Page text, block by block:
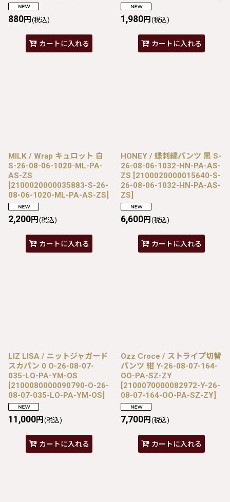
880円 (税込)
カートに入れる
1,980円 (税込)
カートに入れる
MILK / Wrap キュロット 白
S-26-08-06-1020-ML-PA-
AS-ZS
[2100020000035883-S-26-
08-06-1020-ML-PA-AS-ZS]
2,200円 (税込)
カートに入れる
HONEY / 蝶刺繍パンツ 黒 S-
26-08-06-1032-HN-PA-AS-
ZS [2100020000015640-S-
26-08-06-1032-HN-PA-AS-
ZS]
6,600円 (税込)
カートに入れる
LIZ LISA / ニットジャガード
スカパン 0 O-26-08-07-
035-LO-PA-YM-OS
[2100080000090790-O-26-
08-07-035-LO-PA-YM-OS]
11,000円 (税込)
カートに入れる
Ozz Croce / ストライプ切替
パンツ 紺 Y-26-08-07-164-
OO-PA-SZ-ZY
[2100070000082972-Y-26-
08-07-164-OO-PA-SZ-ZY]
7,700円 (税込)
カートに入れる